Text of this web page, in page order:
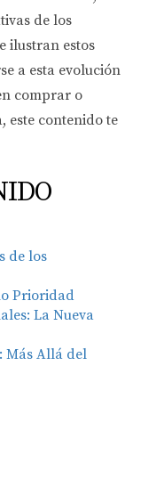
de los
ilustran estos
a esta evolución
comprar o
este contenido te
de los
Prioridad
La Nueva
Más Allá del